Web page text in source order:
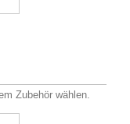
Zubehör wählen.